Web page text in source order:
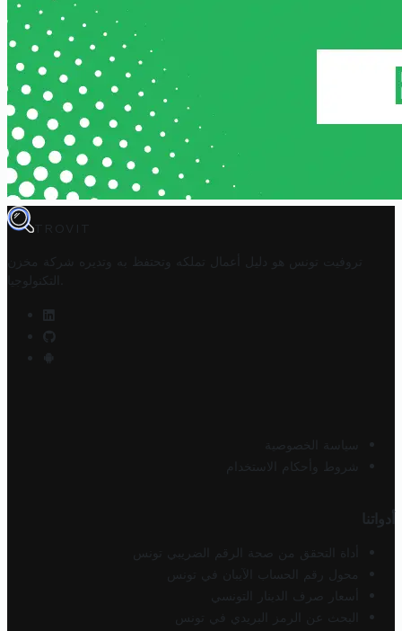
TROVIT
تروفيت تونس هو دليل أعمال تملكه وتحتفظ به وتديره
شركة مخزن
التكنولوجيا
سياسة الخصوصية
شروط وأحكام الاستخدام
أدواتنا
أداة التحقق من صحة الرقم الضريبي تونس
محول رقم الحساب الآيبان في تونس
أسعار صرف الدينار التونسي
البحث عن الرمز البريدي في تونس